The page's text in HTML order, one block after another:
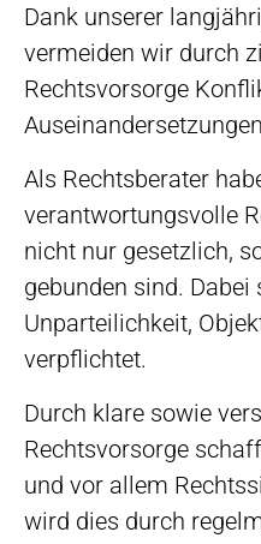
Dank unserer
vermeiden wir durch
Rechtsvorsorge
Als Rechtsberater
verantwortungsvolle
nicht nur gesetzlich,
gebunden sind. Dabei
Unparteilichkeit,
verpflichtet.
Durch klare sowie
Rechtsvorsorge
und vor allem
wird dies durch